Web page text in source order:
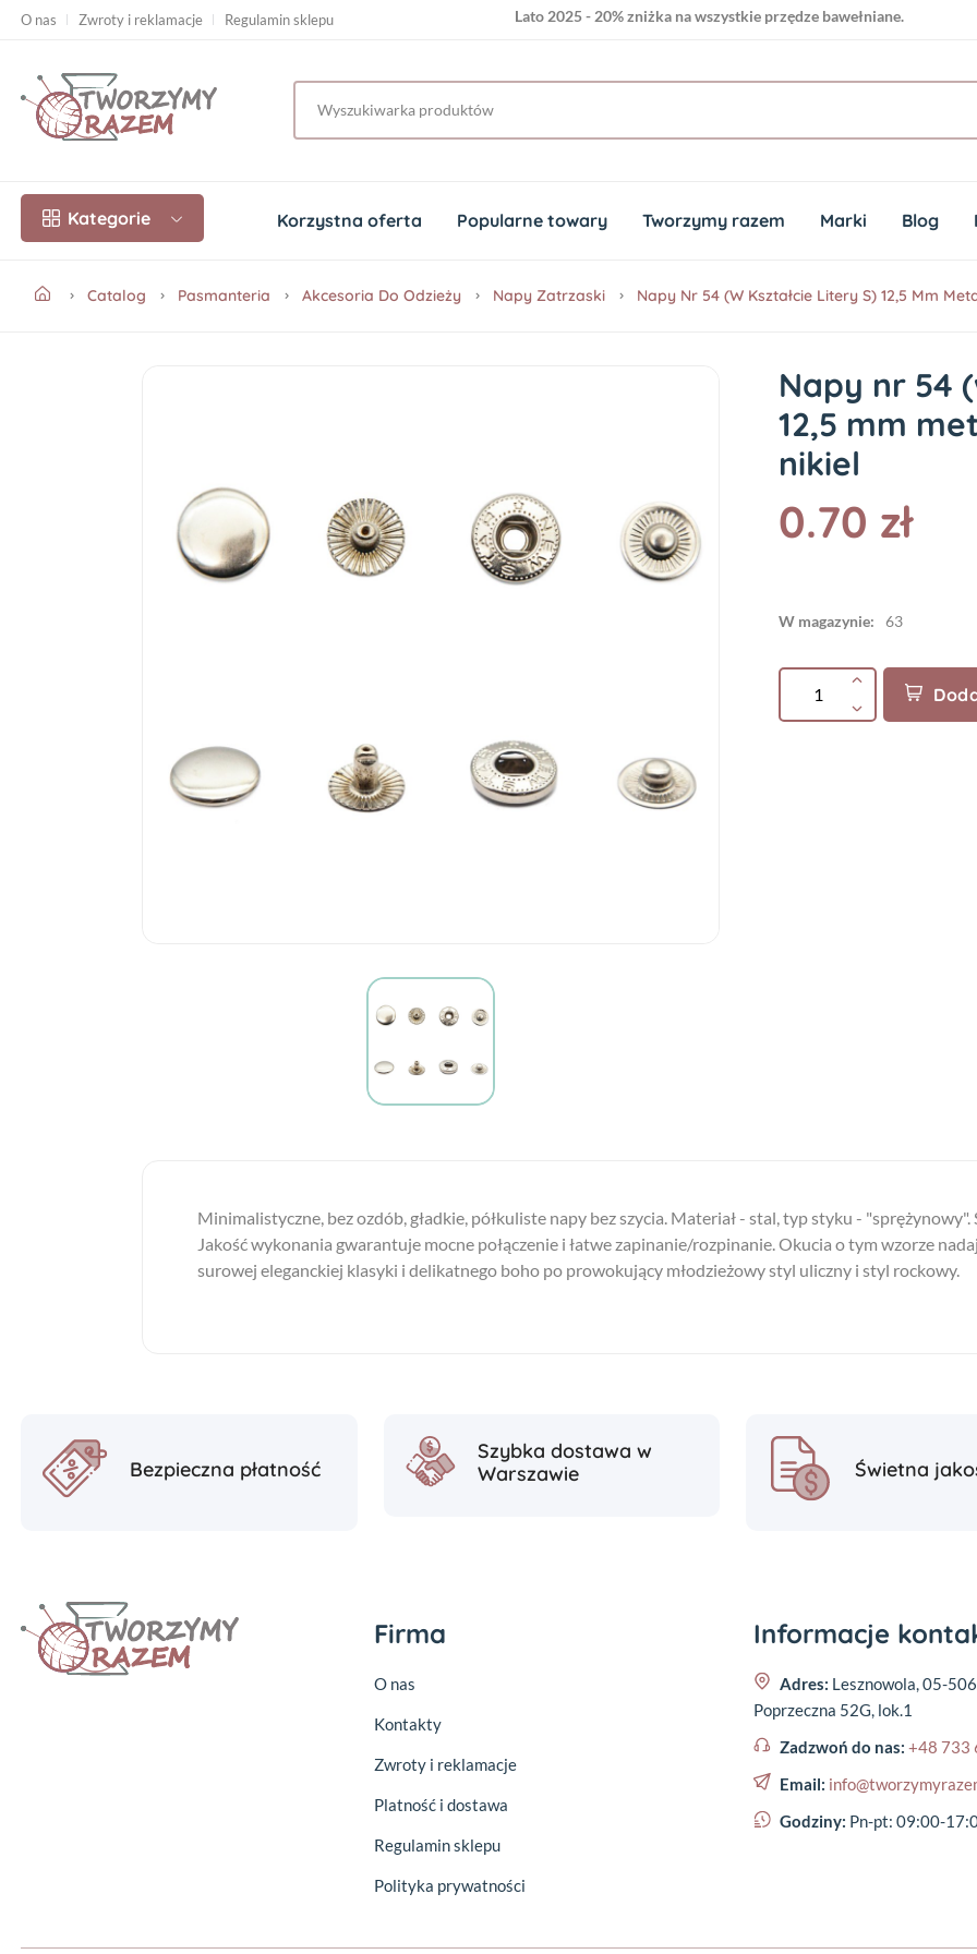
O nas Zwroty i reklamacje Regulamin sklepu Lato 2025 - 20% zniżka na wszystkie przędze bawełniane.
Kategorie Korzystna oferta Popularne towary Tworzymy razem Marki Blog
Catalog Pasmanteria Akcesoria Do Odzieży Napy Zatrzaski Napy Nr 54 (w Kształcie Litery S) 12,5 Mm
Napy nr 54
12,5 mm
nikiel
0.70 zł
W magazynie: 63
Minimalistyczne, bez ozdób, gładkie, półkuliste napy bez szycia. Materiał - stal, typ styku -
Jakość wykonania gwarantuje mocne połączenie i łatwe zapinanie/rozpinanie. Okucia o tym wzorze
surowej eleganckiej klasyki i delikatnego boho po prowokujący młodzieżowy styl uliczny i styl rockowy.
Bezpieczna płatność
Szybka dostawa w
Warszawie
Świetna
Firma
O nas
Kontakty
Zwroty i reklamacje
Platność i dostawa
Regulamin sklepu
Polityka prywatności
Informacje
Adres: Lesznowola, 05-
Poprzeczna 52G, lok.1
Zadzwoń do nas: +48 733
Email:
Godziny: Pn-pt: 09:00-